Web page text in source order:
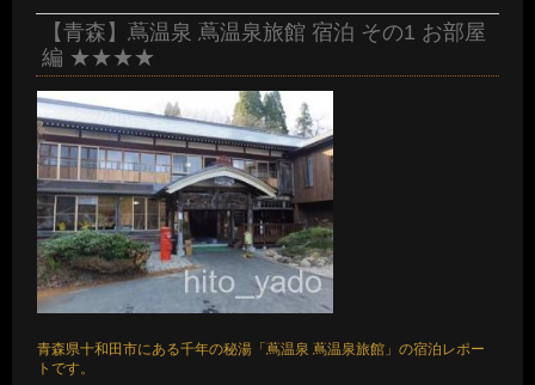
【青森】蔦温泉 蔦温泉旅館 宿泊 その1 お部屋
編 ★★★★
青森県十和田市にある千年の秘湯「蔦温泉 蔦温泉旅館」の宿泊レポー
トです。